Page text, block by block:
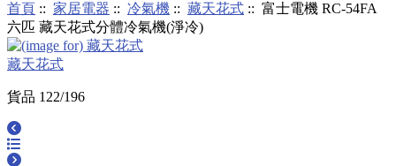
首頁 :: 家居電器 :: 冷氣機 :: 藏天花式 :: 富士電機 RC-54FA
六匹 藏天花式分體冷氣機(淨冷)
藏天花式
貨品 122/196